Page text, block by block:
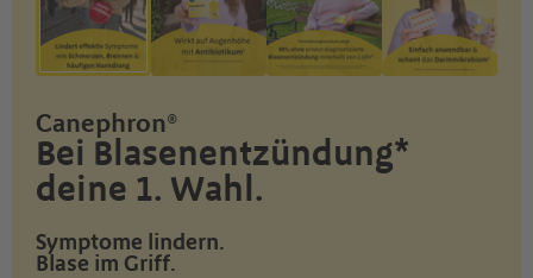
Canephron®
Bei Blasenentzündung*
deine 1. Wahl.
Symptome lindern.
Blase im Griff.